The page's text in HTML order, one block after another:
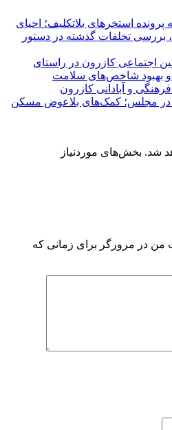
استخرهای بلاتکلیف؛ احیای
بررسی تخلفات گذشته در دستور
اجتماعی کازرون در راستای
و بهبود شاخص‌های سلامت
و آبادانی کازرون
در مجلس؛ کمک‌های بلاعوض مسکن
شد. بخش‌های موردنیاز
من در مرورگر برای زمانی که